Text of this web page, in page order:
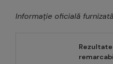
Informație oficială
Rezultate